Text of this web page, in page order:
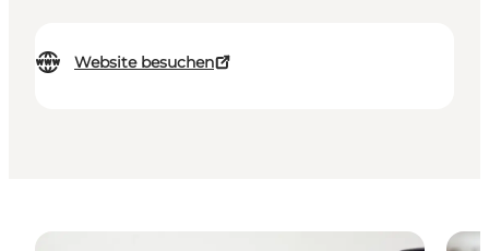
Website besuchen